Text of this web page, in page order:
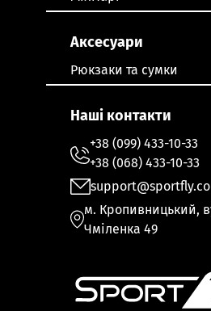
Аксесуари
Рюкзаки та сумки
Наші контакти
+38 (099) 433-10-33
+38 (068) 433-10-33
м. Кропивницький,
Чміленка 49